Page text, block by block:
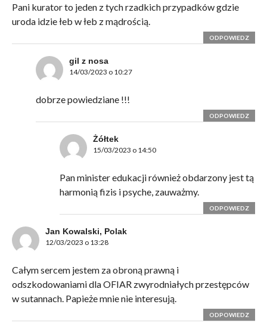
Pani kurator to jeden z tych rzadkich przypadków gdzie
uroda idzie łeb w łeb z mądrością.
ODPOWIEDZ
gil z nosa
14/03/2023 o 10:27
dobrze powiedziane !!!
ODPOWIEDZ
Żółtek
15/03/2023 o 14:50
Pan minister edukacji również obdarzony jest tą
harmonią fizis i psyche, zauważmy.
ODPOWIEDZ
Jan Kowalski, Polak
12/03/2023 o 13:28
Całym sercem jestem za obroną prawną i
odszkodowaniami dla OFIAR zwyrodniałych przestępców
w sutannach. Papieże mnie nie interesują.
ODPOWIEDZ